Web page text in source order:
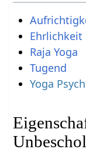
Ehrlichkeit
Raja Yoga
Tugend
Yoga